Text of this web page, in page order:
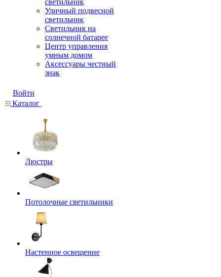
светильник
Уличный подвесной
светильник
Светильник на
солнечной батарее
Центр управления
умным домом
Аксессуары честный
знак
Войти
Каталог
Люстры
Потолочные светильники
Настенное освещение